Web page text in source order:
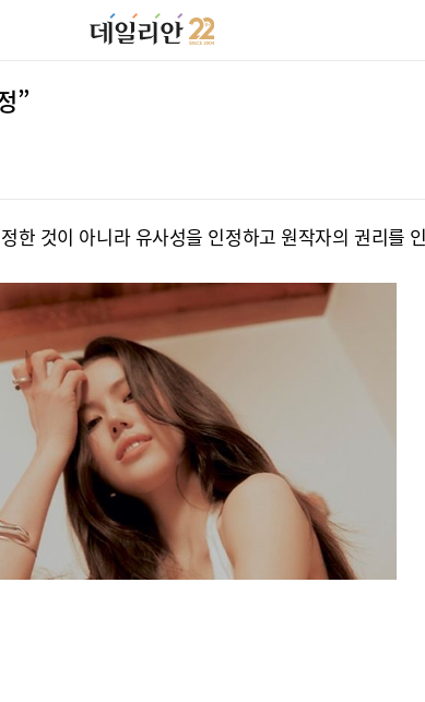
”
한 것이 아니라 유사성을 인정하고 원작자의 권리를